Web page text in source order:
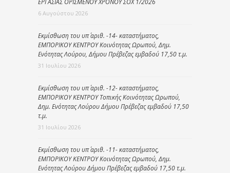
6 Αυγούστου 2026
Εκμίσθωση του υπ΄ αριθ. -14- καταστήματος,
ΕΜΠΟΡΙΚΟΥ ΚΕΝΤΡΟΥ Κοινότητας Ωρωπού, Δημ.
Ενότητας Λούρου, Δήμου Πρέβεζας εμβαδού 17,50 τ.μ.
31 Ιουλίου 2026
Εκμίσθωση του υπ΄ αριθ. -12- καταστήματος,
ΕΜΠΟΡΙΚΟΥ ΚΕΝΤΡΟΥ Τοπικής Κοινότητας Ωρωπού,
Δημ. Ενότητας Λούρου Δήμου Πρέβεζας εμβαδού 17,50
τ.μ.
31 Ιουλίου 2026
Εκμίσθωση του υπ΄ αριθ. -11- καταστήματος,
ΕΜΠΟΡΙΚΟΥ ΚΕΝΤΡΟΥ Κοινότητας Ωρωπού, Δημ.
Ενότητας Λούρου Δήμου Πρέβεζας εμβαδού 17,50 τ.μ.